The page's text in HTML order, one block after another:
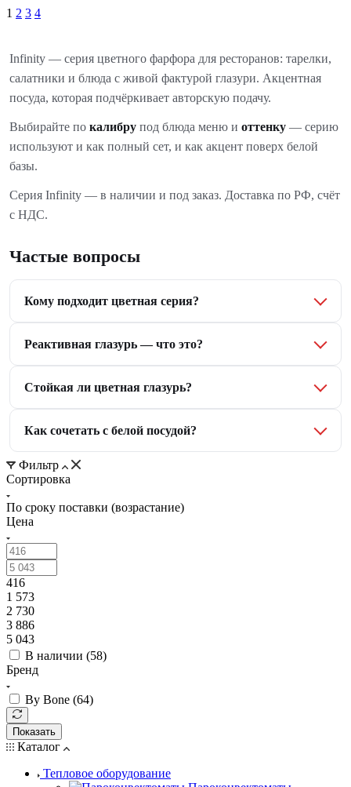
1 2 3 4
Infinity — серия цветного фарфора для ресторанов: тарелки,
салатники и блюда с живой фактурой глазури. Акцентная
посуда, которая подчёркивает авторскую подачу.
Выбирайте по калибру под блюда меню и оттенку — серию
используют и как полный сет, и как акцент поверх белой
базы.
Серия Infinity — в наличии и под заказ. Доставка по РФ, счёт
с НДС.
Частые вопросы
Кому подходит цветная серия?
Реактивная глазурь — что это?
Стойкая ли цветная глазурь?
Как сочетать с белой посудой?
Фильтр
Сортировка
По сроку поставки (возрастание)
Цена
416
1 573
2 730
3 886
5 043
В наличии (58)
Бренд
By Bone (64)
Показать
Каталог
Тепловое оборудование